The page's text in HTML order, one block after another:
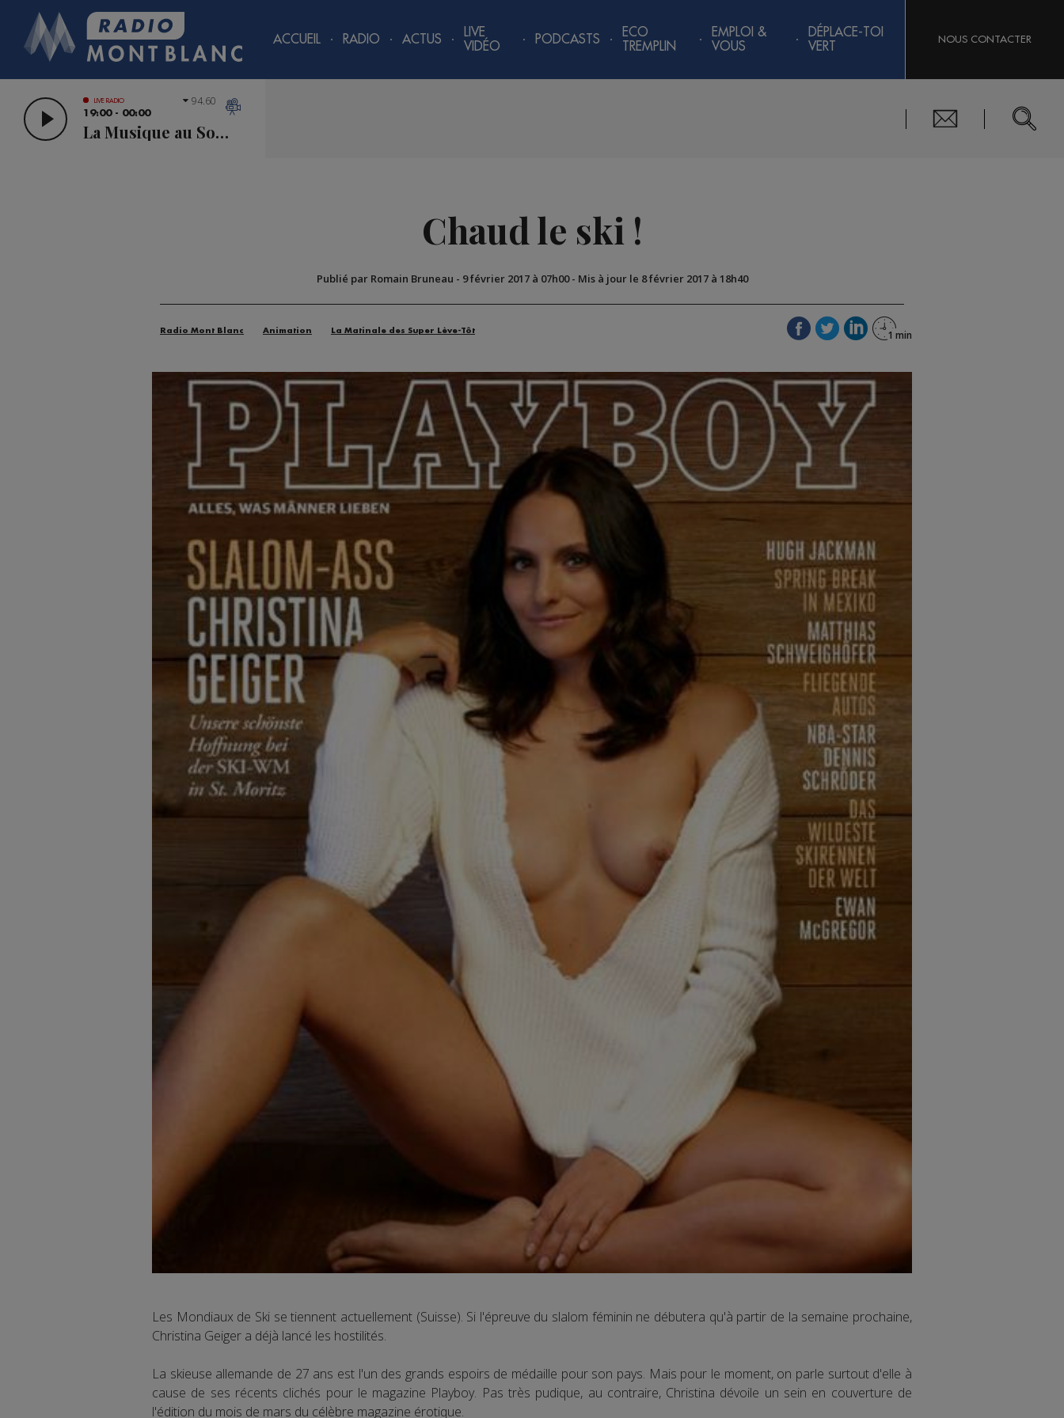
ACCUEIL RADIO ACTUS
LIVE
VIDÉO
PODCASTS
ECO
TREMPLIN
EMPLOI &
VOUS
DÉPLACE-TOI
VERT
NOUS CONTACTER
LIVE RADIO
19:00 - 00:00
La Musique au Sommet
94.60
Chaud le ski !
Publié par Romain Bruneau - 9 février 2017 à 07h00- Mis à jour le 8 février 2017 à 18h40
Radio Mont Blanc Animation La Matinale des Super Lève-Tôt
Les Mondiaux de Ski se tiennent actuellement (Suisse). Si l'épreuve du slalom féminin ne débutera qu'à partir de la semaine prochaine,
Christina Geiger a déjà lancé les hostilités.
La skieuse allemande de 27 ans est l'un des grands espoirs de médaille pour son pays. Mais pour le moment, on parle surtout d'elle à
cause de ses récents clichés pour le magazine Playboy. Pas très pudique, au contraire, Christina dévoile un sein en couverture de
l'édition du mois de mars du célèbre magazine érotique.